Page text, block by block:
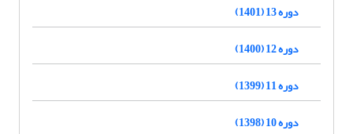
دوره 13 (1401)
دوره 12 (1400)
دوره 11 (1399)
دوره 10 (1398)